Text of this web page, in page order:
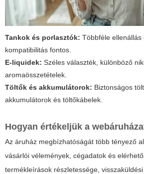
Tankok és porlasztók: Többféle ellenállás
kompatibilitás fontos.
E-liquidek: Széles választék, különböző
aromaösszetételek.
Töltők és akkumulátorok: Biztonságos
akkumulátorok és töltőkábelek.
Hogyan értékeljük a
Az áruház megbízhatóságát több tényező
vásárlói vélemények, cégadatok és
termékleírások részletessége,